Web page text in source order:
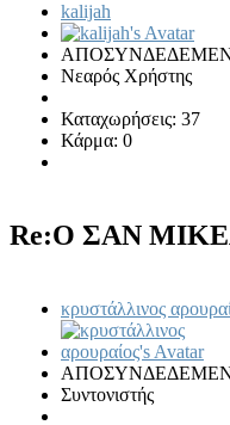
kalijah
Νεαρός Χρήστης
Καταχωρήσεις: 37
Κάρμα: 0
Re:Ο ΣΑΝ
κρυστάλλινος
Συντονιστής